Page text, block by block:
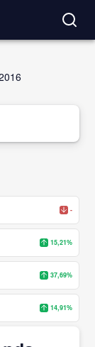
-
15,21%
37,69%
14,91%